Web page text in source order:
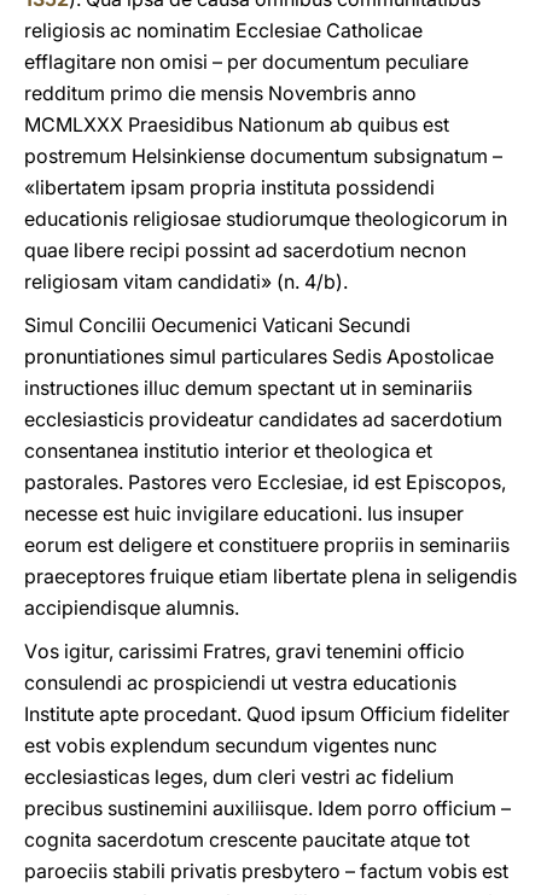
religiosis ac nominatim Ecclesiae Catholicae
efflagitare non omisi – per documentum peculiare
redditum primo die mensis Novembris anno
MCMLXXX Praesidibus Nationum ab quibus est
postremum Helsinkiense documentum subsignatum –
«libertatem ipsam propria instituta possidendi
educationis religiosae studiorumque theologicorum in
quae libere recipi possint ad sacerdotium necnon
religiosam vitam candidati» (n. 4/b).
Simul Concilii Oecumenici Vaticani Secundi
pronuntiationes simul particulares Sedis Apostolicae
instructiones illuc demum spectant ut in seminariis
ecclesiasticis provideatur candidates ad sacerdotium
consentanea institutio interior et theologica et
pastorales. Pastores vero Ecclesiae, id est Episcopos,
necesse est huic invigilare educationi. Ius insuper
eorum est deligere et constituere propriis in seminariis
praeceptores fruique etiam libertate plena in seligendis
accipiendisque alumnis.
Vοs igitur, carissimi Fratres, gravi tenemini officio
consulendi ac prospiciendi ut vestra educationis
Institute apte procedant. Quod ipsum Officium fideliter
est vobis explendum secundum vigentes nunc
ecclesiasticas leges, dum cleri vestri ac fidelium
precibus sustinemini auxiliisque. Idem porro officium –
cognita sacerdotum crescente paucitate atque tot
paroeciis stabili privatis presbytero – factum vobis est